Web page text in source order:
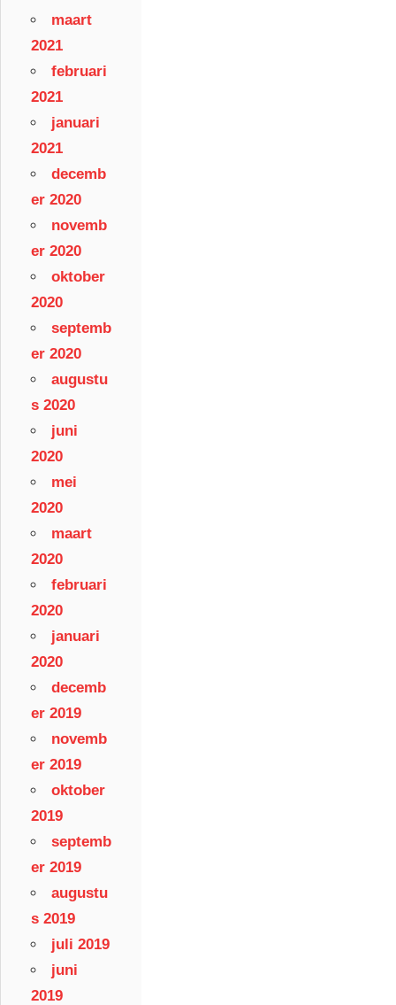
maart
2021
februari
2021
januari
2021
decemb
er 2020
novemb
er 2020
oktober
2020
septemb
er 2020
augustu
s 2020
juni
2020
mei
2020
maart
2020
februari
2020
januari
2020
decemb
er 2019
novemb
er 2019
oktober
2019
septemb
er 2019
augustu
s 2019
juli 2019
juni
2019